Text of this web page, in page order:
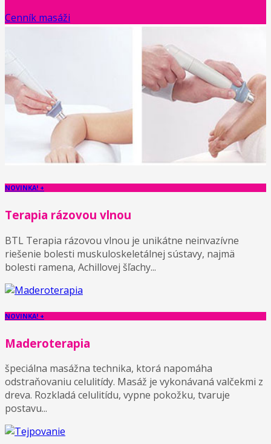
Cenník masáži
NOVINKA! +
Terapia rázovou vlnou
BTL Terapia rázovou vlnou je unikátne neinvazívne
riešenie bolesti muskuloskeletálnej sústavy, najmä
bolesti ramena, Achillovej šľachy...
NOVINKA! +
Maderoterapia
špeciálna masážna technika, ktorá napomáha
odstraňovaniu celulitídy. Masáž je vykonávaná valčekmi z
dreva. Rozkladá celulitídu, vypne pokožku, tvaruje
postavu...